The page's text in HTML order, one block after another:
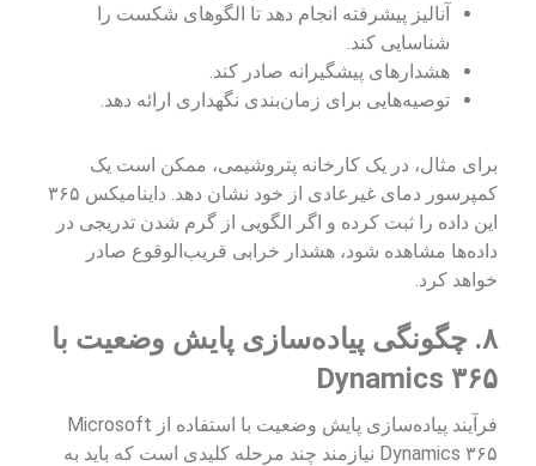
آنالیز پیشرفته انجام دهد تا الگوهای شکست را
شناسایی کند.
هشدارهای پیشگیرانه صادر کند.
توصیه‌هایی برای زمان‌بندی نگهداری ارائه دهد.
برای مثال، در یک کارخانه پتروشیمی، ممکن است یک
کمپرسور دمای غیرعادی از خود نشان دهد. داینامیکس ۳۶۵
این داده را ثبت کرده و اگر الگویی از گرم شدن تدریجی در
داده‌ها مشاهده شود، هشدار خرابی قریب‌الوقوع صادر
خواهد کرد.
۸. چگونگی پیاده‌سازی پایش وضعیت با
Dynamics ۳۶۵
فرآیند پیاده‌سازی پایش وضعیت با استفاده از Microsoft
Dynamics ۳۶۵ نیازمند چند مرحله کلیدی است که باید به